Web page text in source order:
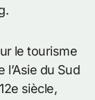
le tourisme
du Sud
siècle,